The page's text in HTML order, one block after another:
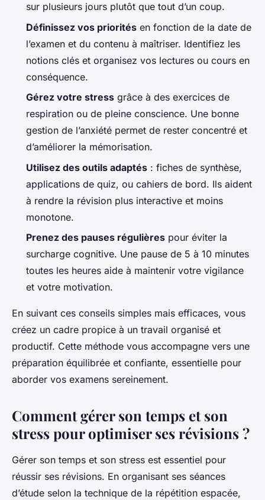
sur plusieurs jours plutôt que tout d’un coup.
Définissez vos priorités en fonction de la date de
l’examen et du contenu à maîtriser. Identifiez les
notions clés et organisez vos lectures ou cours en
conséquence.
Gérez votre stress grâce à des exercices de
respiration ou de pleine conscience. Une bonne
gestion de l’anxiété permet de rester concentré et
d’améliorer la mémorisation.
Utilisez des outils adaptés : fiches de synthèse,
applications de quiz, ou cahiers de bord. Ils aident
à rendre la révision plus interactive et moins
monotone.
Prenez des pauses régulières pour éviter la
surcharge cognitive. Une pause de 5 à 10 minutes
toutes les heures aide à maintenir votre vigilance
et votre motivation.
En suivant ces conseils simples mais efficaces, vous
créez un cadre propice à un travail organisé et
productif. Cette méthode vous accompagne vers une
préparation équilibrée et confiante, essentielle pour
aborder vos examens sereinement.
Comment gérer son temps et son
stress pour optimiser ses révisions ?
Gérer son temps et son stress est essentiel pour
réussir ses révisions. En organisant ses séances
d’étude selon la technique de la répétition espacée,